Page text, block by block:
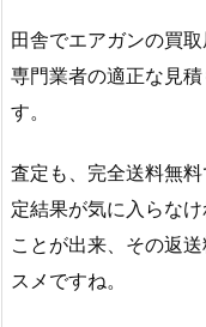
田舎でエアガンの買
専門業者の適正な見
す。
査定も、完全送料無
定結果が気に入らな
ことが出来、その返
スメですね。